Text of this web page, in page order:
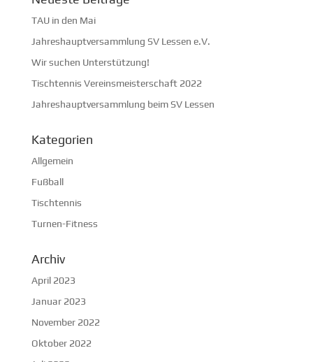
TAU in den Mai
Jahreshauptversammlung SV Lessen e.V.
Wir suchen Unterstützung!
Tischtennis Vereinsmeisterschaft 2022
Jahreshauptversammlung beim SV Lessen
Kategorien
Allgemein
Fußball
Tischtennis
Turnen-Fitness
Archiv
April 2023
Januar 2023
November 2022
Oktober 2022